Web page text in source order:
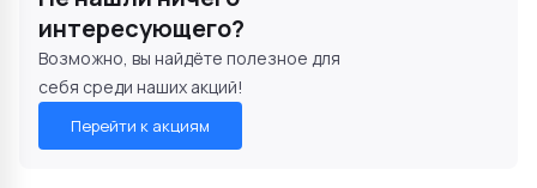
интересующего?
Возможно, вы найдёте полезное для
себя среди наших акций!
Перейти к акциям